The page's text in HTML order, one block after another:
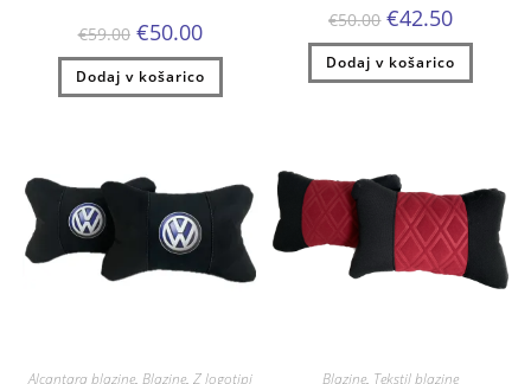
€59.00 Izvirna
cena
je
bila:
€59.00.
€50.00Trenutna
cena
je:
€50.00.
Dodaj v košarico
€50.00 Izvirna
cena
je
bila:
€50.00.
€42.50Trenutna
je:
€42.50.
Dodaj v košarico
Alcantara blazine, Blazine, Z logotipi Blazine, Tekstil blazine